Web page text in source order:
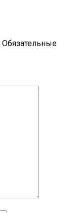
Обязательные